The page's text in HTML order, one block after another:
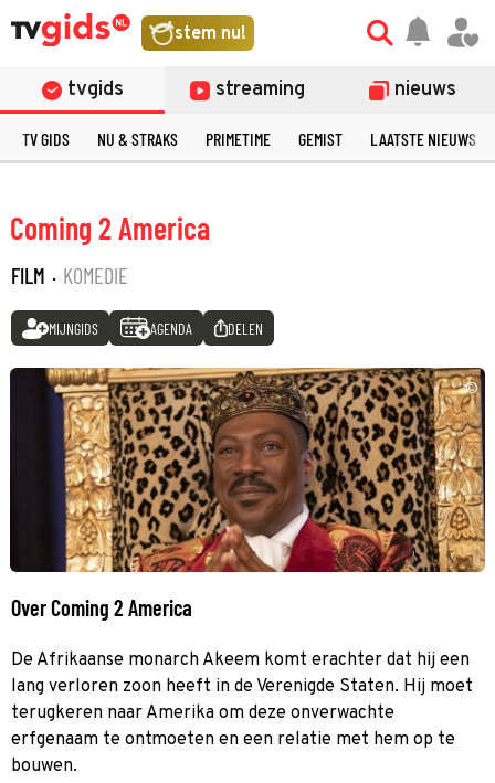
stem nu!
tvgids streaming nieuws
TV GIDS NU & STRAKS PRIMETIME GEMIST LAATSTE NIEUWS
Coming 2 America
FILM · KOMEDIE
MIJNGIDS AGENDA DELEN
©
Over Coming 2 America
De Afrikaanse monarch Akeem komt erachter dat hij een
lang verloren zoon heeft in de Verenigde Staten. Hij moet
terugkeren naar Amerika om deze onverwachte
erfgenaam te ontmoeten en een relatie met hem op te
bouwen.